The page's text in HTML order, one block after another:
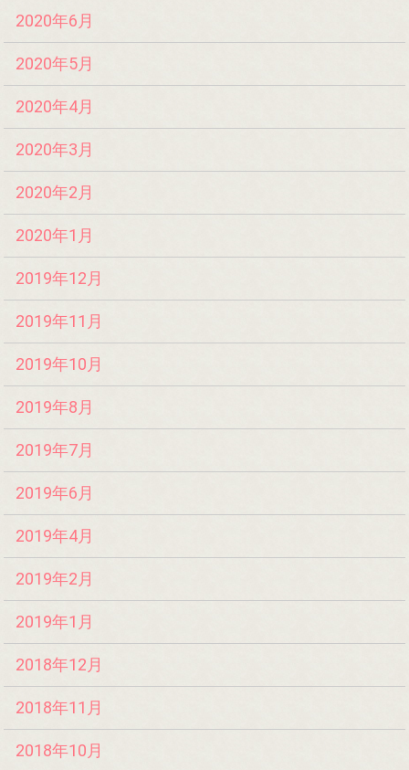
2020年6月
2020年5月
2020年4月
2020年3月
2020年2月
2020年1月
2019年12月
2019年11月
2019年10月
2019年8月
2019年7月
2019年6月
2019年4月
2019年2月
2019年1月
2018年12月
2018年11月
2018年10月